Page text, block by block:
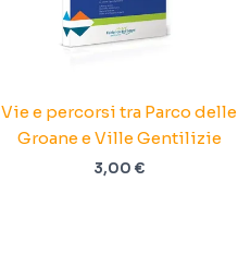
Vie e percorsi tra Parco delle
Groane e Ville Gentilizie
3,00 €